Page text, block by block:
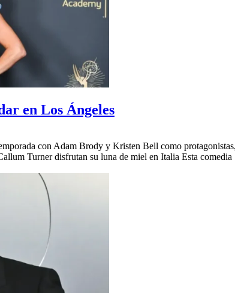
en Los Ángeles
con Adam Brody y Kristen Bell como
Turner disfrutan su luna de miel en Italia Esta